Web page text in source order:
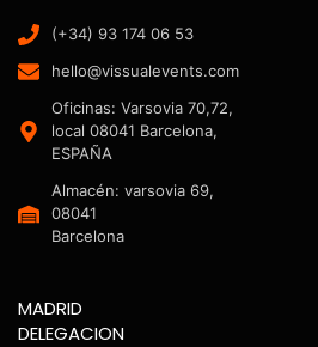
(+34) 93 174 06 53
hello@vissualevents.com
Oficinas: Varsovia 70,72,
local 08041 Barcelona,
ESPAÑA
Almacén: varsovia 69,
08041
Barcelona
MADRID
DELEGACION